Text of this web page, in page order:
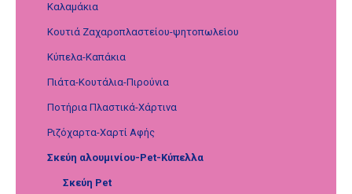
Καλαμάκια
Κουτιά Ζαχαροπλαστείου-ψητοπωλείου
Κύπελα-Καπάκια
Πιάτα-Κουτάλια-Πιρούνια
Ποτήρια Πλαστικά-Χάρτινα
Ριζόχαρτα-Χαρτί Αφής
Σκεύη αλουμινίου-Pet-Κύπελλα
Σκεύη Pet